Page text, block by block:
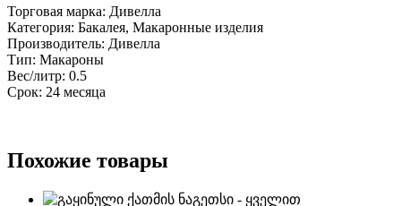
Торговая марка: Дивелла
Категория: Бакалея, Макаронные изделия
Производитель: Дивелла
Тип: Макароны
Вес/литр: 0.5
Срок: 24 месяца
Похожие товары